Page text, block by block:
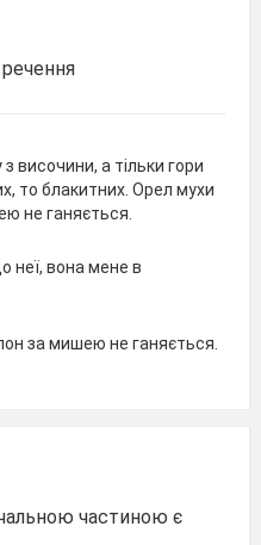
височини, а тільки гори
то блакитних. Орел мухи
не ганяється.
неї, вона мене в
за мишею не ганяється.
частиною є